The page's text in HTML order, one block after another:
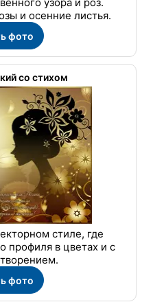
и осенние листья.
фото
со стихом
стиле, где
профиля в цветах и с
фото